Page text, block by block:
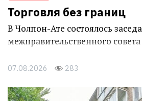
Торговля без границ
В Чолпон-Ате состоялось
межправительственного
07.08.2026 283